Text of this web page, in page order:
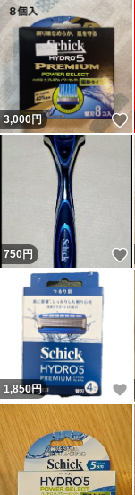
3,000円
750円
1,850円